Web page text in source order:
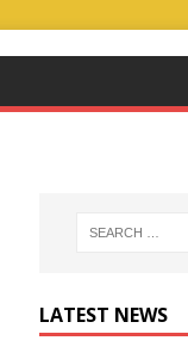
LATEST NEWS